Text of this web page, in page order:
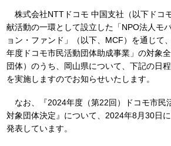
株式会社NTTドコモ 中国支社（以下ドコ
献活動の一環として設立した「NPO法人モ
ョン・ファンド」（以下、MCF）を通じて
年度ドコモ市民活動団体助成事業」の対象
団体）のうち、岡山県について、下記の日
を実施しますのでお知らせいたします。
なお、『2024年度（第22回）ドコモ市
対象団体決定』について、2024年8月30日
発表しています。